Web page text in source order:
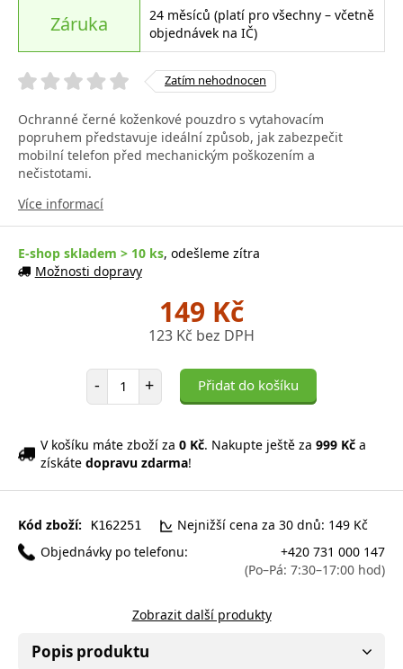
Záruka
24 měsíců (platí pro všechny – včetně
objednávek na IČ)
Zatím nehodnocen
Ochranné černé koženkové pouzdro s vytahovacím
popruhem představuje ideální způsob, jak zabezpečit
mobilní telefon před mechanickým poškozením a
nečistotami.
Více informací
E-shop skladem > 10 ks, odešleme zítra
Možnosti dopravy
149 Kč
123 Kč bez DPH
- Počet položek
+ Přidat do košíku
V košíku máte zboží za 0 Kč. Nakupte ještě za 999 Kč a
získáte dopravu zdarma!
Kód zboží: K162251
Nejnižší cena za 30 dnů: 149 Kč
Objednávky po telefonu:
+420 731 000 147
(Po–Pá: 7:30–17:00 hod)
Zobrazit další produkty
Popis produktu